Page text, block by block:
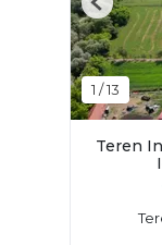
1 /13
Previous
Teren